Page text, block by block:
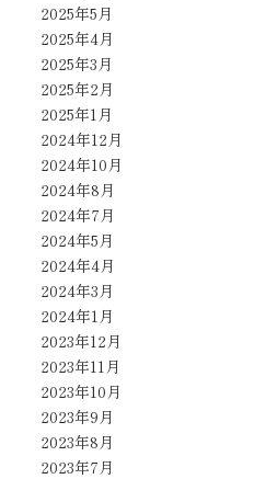
2025年5月
2025年4月
2025年3月
2025年2月
2025年1月
2024年12月
2024年10月
2024年8月
2024年7月
2024年5月
2024年4月
2024年3月
2024年1月
2023年12月
2023年11月
2023年10月
2023年9月
2023年8月
2023年7月